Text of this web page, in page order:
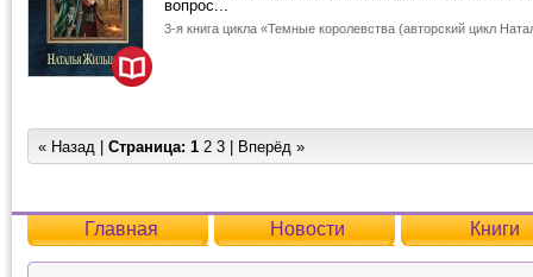
вопрос...
3-я книга цикла «Темные королевства (авторский цикл
« Назад | Страница: 1 2 3 Вперёд »
Главная Новости Книги